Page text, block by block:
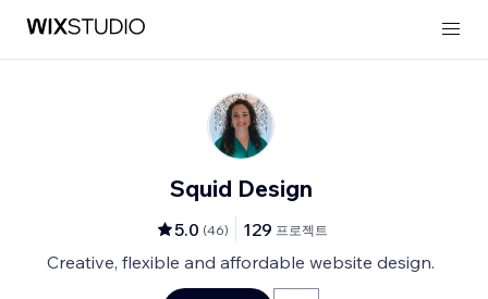
Squid Design
5.0 (46) 129 프로젝트
Creative, flexible and affordable website design.